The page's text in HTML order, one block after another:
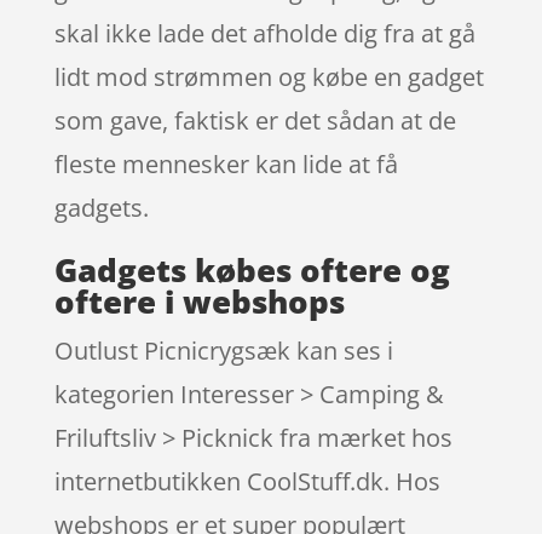
skal ikke lade det afholde dig fra at gå
lidt mod strømmen og købe en gadget
som gave, faktisk er det sådan at de
fleste mennesker kan lide at få
gadgets.
Gadgets købes oftere og
oftere i webshops
Outlust Picnicrygsæk kan ses i
kategorien Interesser > Camping &
Friluftsliv > Picknick fra mærket hos
internetbutikken CoolStuff.dk. Hos
webshops er et super populært